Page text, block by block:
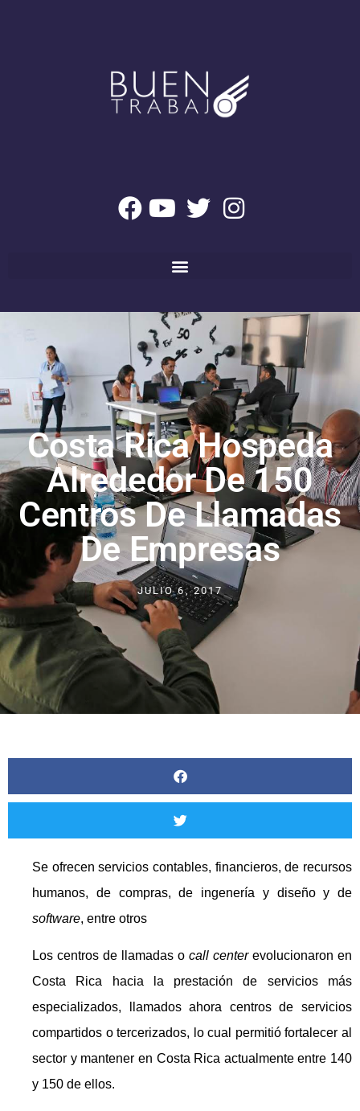
Costa Rica Hospeda
Alrededor De 150
Centros De Llamadas
De Empresas
JULIO 6, 2017
Se ofrecen servicios contables, financieros, de recursos
humanos, de compras, de ingenería y diseño y de
software, entre otros
Los centros de llamadas o call center evolucionaron en
Costa Rica hacia la prestación de servicios más
especializados, llamados ahora centros de servicios
compartidos o tercerizados, lo cual permitió fortalecer al
sector y mantener en Costa Rica actualmente entre 140
y 150 de ellos.